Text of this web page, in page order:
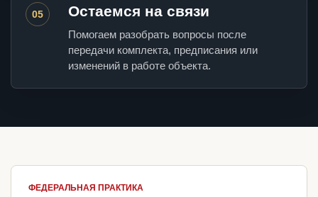
05 Остаемся на связи
Помогаем разобрать вопросы после
передачи комплекта, предписания или
изменений в работе объекта.
ФЕДЕРАЛЬНАЯ ПРАКТИКА